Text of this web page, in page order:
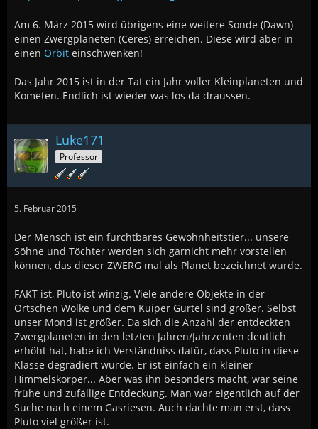
Am 6. März 2015 wird übrigens eine weitere Sonde (Dawn)
einen Zwergplaneten (Ceres) erreichen. Diese wird aber in
einen Orbit einschwenken!
Das Jahr 2015 ist in der Tat ein Jahr voller Kleinplaneten und
Kometen. Endlich ist wieder was los da draussen.
Luke171
Professor
5. Februar 2015
Der Mensch ist ein furchtbares Gewohnheitstier... unsere
Söhne und Töchter werden sich garnicht mehr vorstellen
können, das dieser ZWERG mal als Planet bezeichnet wurde.
FAKT ist, Pluto ist winzig. Viele andere Objekte in der
Ortschen Wolke und dem Kuiper Gürtel sind größer. Selbst
unser Mond ist größer. Da sich die Anzahl der entdeckten
Zwergplaneten in den letzten Jahren/Jahrzenten deutlich
erhöht hat, habe ich Verständniss dafür, dass Pluto in diese
Klasse degradiert wurde. Er ist einfach ein kleiner
Himmelskörper... Aber was ihn besonders macht, war seine
frühe und zufällige Entdeckung. Man war eigentlich auf der
Suche nach einem Gasriesen. Auch dachte man erst, dass
Pluto viel größer ist.